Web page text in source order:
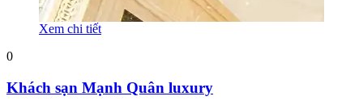
Xem chi tiết
0
Khách sạn Mạnh Quân luxury